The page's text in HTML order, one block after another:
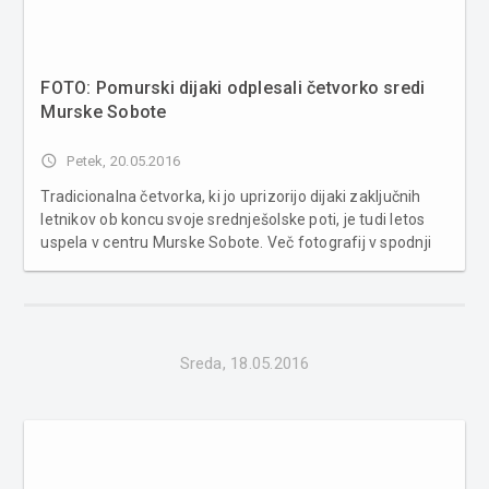
FOTO: Pomurski dijaki odplesali četvorko sredi
Murske Sobote
access_time Petek, 20.05.2016
Tradicionalna četvorka, ki jo uprizorijo dijaki zaključnih
letnikov ob koncu svoje srednješolske poti, je tudi letos
uspela v centru Murske Sobote. Več fotografij v spodnji
Sreda, 18.05.2016